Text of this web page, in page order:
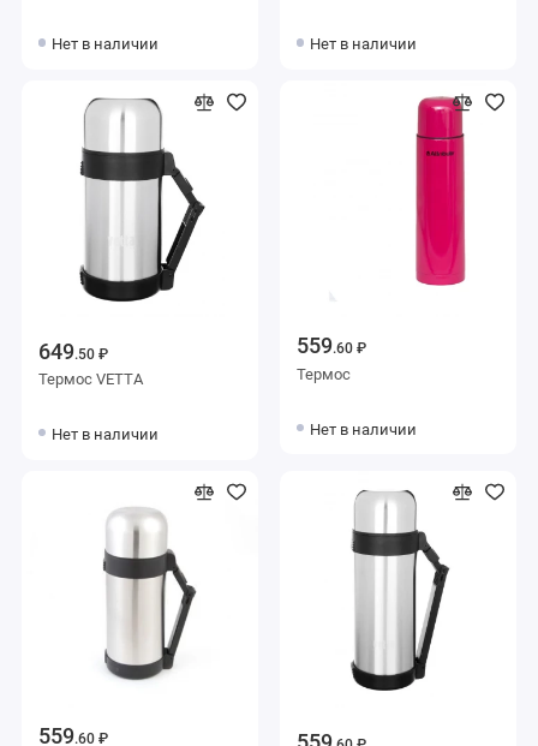
Нет в наличии Нет в наличии
649.50 ₽
Термос VETTA
Нет в наличии
559.60 ₽
Термос
Нет в наличии
559.60 ₽